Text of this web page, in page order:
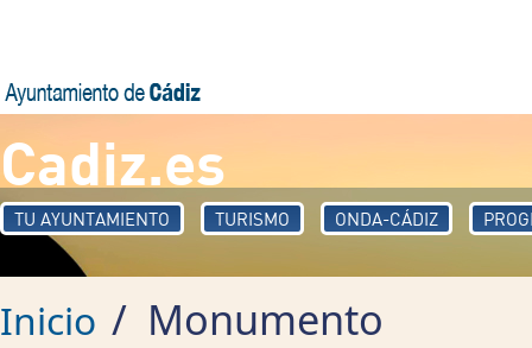
Cadiz.es
TU AYUNTAMIENTO TURISMO ONDA-CÁDIZ
Inicio / Monumento